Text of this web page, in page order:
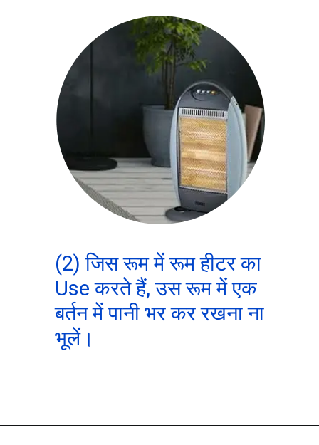
(2) जिस रूम में रूम हीटर का
Use करते हैं, उस रूम में एक
बर्तन में पानी भर कर रखना ना
भूलें।